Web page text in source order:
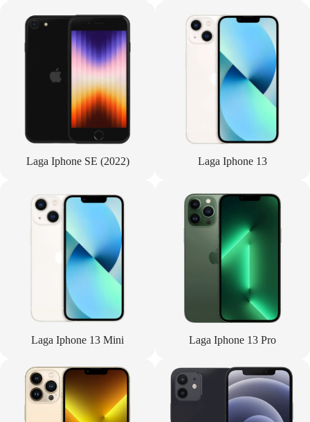
Laga Iphone SE (2022) Laga Iphone 13
Laga Iphone 13 Mini Laga Iphone 13 Pro